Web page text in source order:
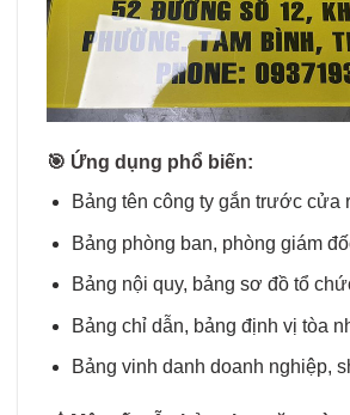
🎯 Ứng dụng phổ biến:
Bảng tên công ty gắn trước cửa
Bảng phòng ban, phòng giám
Bảng nội quy, bảng sơ đồ tổ
Bảng chỉ dẫn, bảng định vị tòa
Bảng vinh danh doanh nghiệp,